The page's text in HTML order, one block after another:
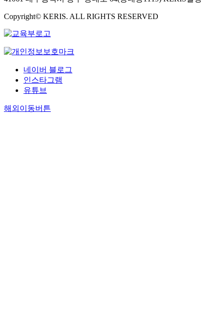
Copyright© KERIS. ALL RIGHTS RESERVED
네이버 블로그
인스타그램
유튜브
해외이동버튼